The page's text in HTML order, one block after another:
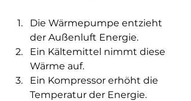
Die Wärmepumpe entzieht
der Außenluft Energie.
Ein Kältemittel nimmt diese
Wärme auf.
Ein Kompressor erhöht die
Temperatur der Energie.